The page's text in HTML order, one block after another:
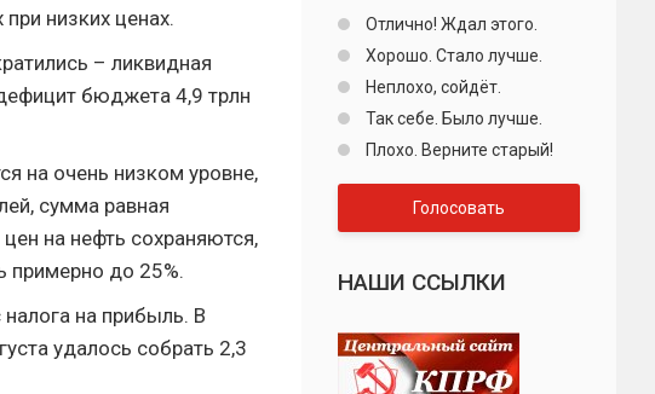
низких ценах.
– ликвидная
бюджета 4,9 трлн
на очень низком уровне,
сумма равная
на нефть сохраняются,
примерно до 25%.
на прибыль. В
удалось собрать 2,3
Отлично! Ждал этого.
Хорошо. Стало лучше.
Неплохо, сойдёт.
Так себе. Было лучше.
Плохо. Верните старый!
Голосовать
НАШИ ССЫЛКИ